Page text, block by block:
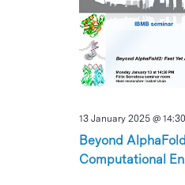
Beyond
Computational
13 January 2025 @ 14:30